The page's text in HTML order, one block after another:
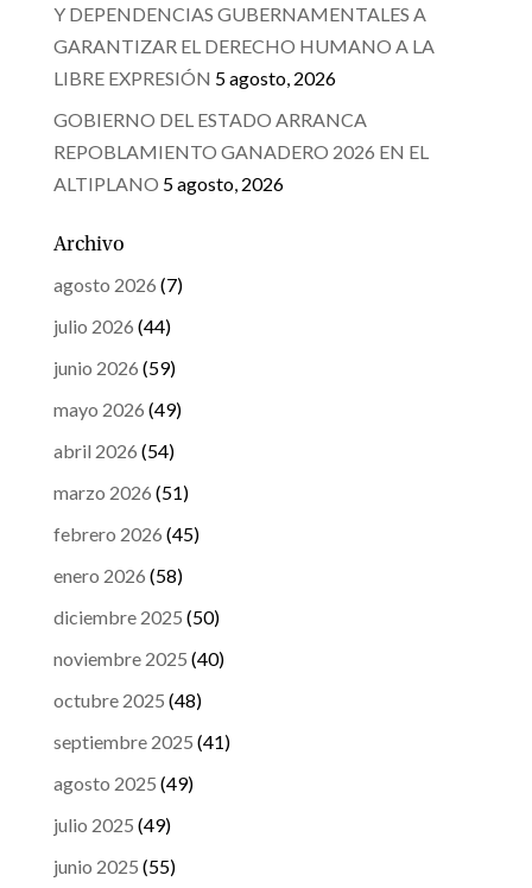
Y DEPENDENCIAS GUBERNAMENTALES A
GARANTIZAR EL DERECHO HUMANO A LA
LIBRE EXPRESIÓN 5 agosto, 2026
GOBIERNO DEL ESTADO ARRANCA
REPOBLAMIENTO GANADERO 2026 EN EL
ALTIPLANO 5 agosto, 2026
Archivo
agosto 2026 (7)
julio 2026 (44)
junio 2026 (59)
mayo 2026 (49)
abril 2026 (54)
marzo 2026 (51)
febrero 2026 (45)
enero 2026 (58)
diciembre 2025 (50)
noviembre 2025 (40)
octubre 2025 (48)
septiembre 2025 (41)
agosto 2025 (49)
julio 2025 (49)
junio 2025 (55)